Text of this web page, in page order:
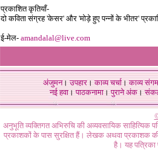
प्रकाशित कृतियाँ-
दो कविता संग्रह'केसर' और 'मोड़े हुए पन्नों के भीतर'
ई-मेल- amandalal@live.com
अंजुमन।उपहार।काव्य चर्चा।काव्य संगम
नई हवा। पाठकनामा। पुराने अंक।
अनुभूति व्यक्तिगत अभिरुचि की अव्यवसायिक
प्रकाशकों के पास सुरक्षित हैं। लेखक अथवा प्रकाशक की
है। यह पत्रिका